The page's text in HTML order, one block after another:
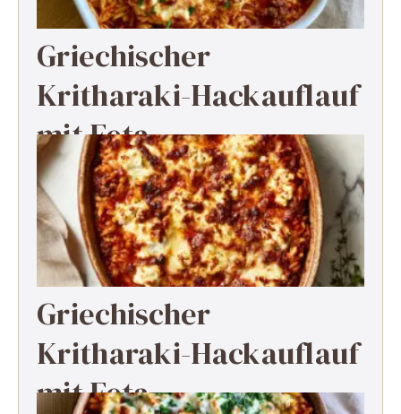
Griechischer
Kritharaki-Hackauflauf
mit Feta
Griechischer
Kritharaki-Hackauflauf
mit Feta